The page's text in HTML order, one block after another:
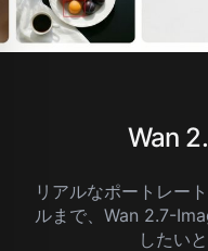
Wan
リアルなポートレー
ルまで、Wan 2.7-
したい